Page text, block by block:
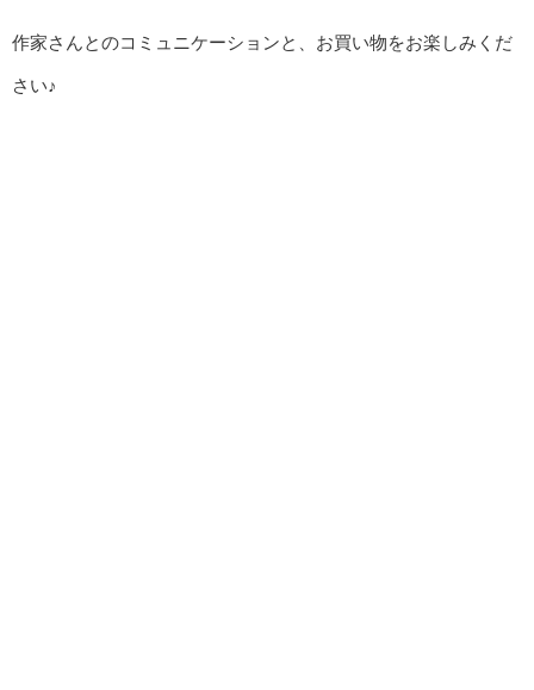
作家さんとのコミュニケーションと、お買い物をお楽しみくだ
さい♪